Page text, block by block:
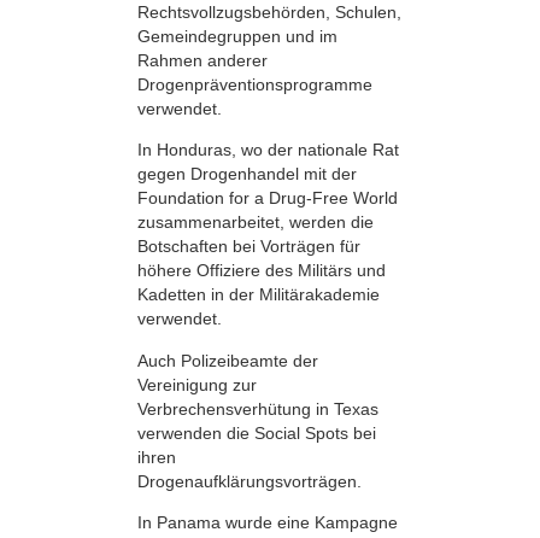
Rechtsvollzugsbehörden, Schulen,
Gemeindegruppen und im
Rahmen anderer
Drogenpräventionsprogramme
verwendet.
In Honduras, wo der nationale Rat
gegen Drogenhandel mit der
Foundation for a Drug-Free World
zusammenarbeitet, werden die
Botschaften bei Vorträgen für
höhere Offiziere des Militärs und
Kadetten in der Militärakademie
verwendet.
Auch Polizeibeamte der
Vereinigung zur
Verbrechensverhütung in Texas
verwenden die Social Spots bei
ihren
Drogenaufklärungsvorträgen.
In Panama wurde eine Kampagne